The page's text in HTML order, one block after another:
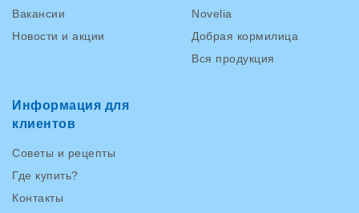
Вакансии
Новости и акции
Novelia
Добрая кормилица
Вся продукция
Информация для
клиентов
Советы и рецепты
Где купить?
Контакты